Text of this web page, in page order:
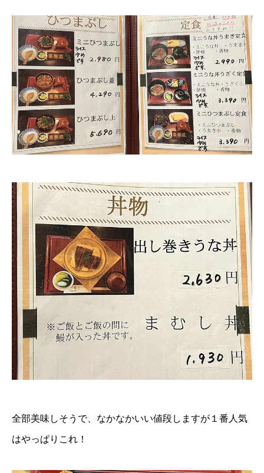
全部美味しそうで、なかなかいい値段しますが１番人気
はやっぱりこれ！